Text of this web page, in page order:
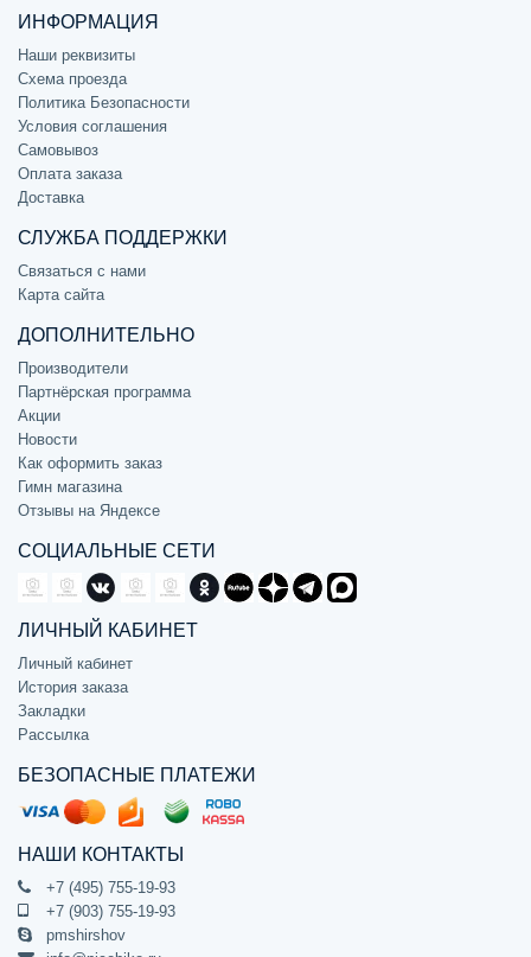
ИНФОРМАЦИЯ
Наши реквизиты
Схема проезда
Политика Безопасности
Условия соглашения
Самовывоз
Оплата заказа
Доставка
СЛУЖБА ПОДДЕРЖКИ
Связаться с нами
Карта сайта
ДОПОЛНИТЕЛЬНО
Производители
Партнёрская программа
Акции
Новости
Как оформить заказ
Гимн магазина
Отзывы на Яндексе
СОЦИАЛЬНЫЕ СЕТИ
ЛИЧНЫЙ КАБИНЕТ
Личный кабинет
История заказа
Закладки
Рассылка
БЕЗОПАСНЫЕ ПЛАТЕЖИ
НАШИ КОНТАКТЫ
+7 (495) 755-19-93
+7 (903) 755-19-93
pmshirshov